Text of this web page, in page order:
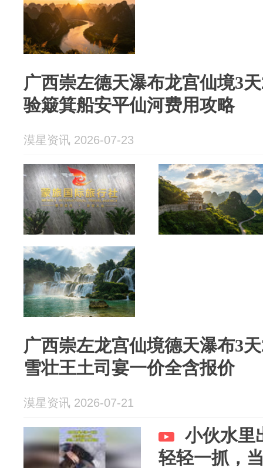
广西崇左德天瀑布龙宫仙境3
验簸箕船安平仙河费用攻略
漠星资讯 2026-07-23
广西崇左龙宫仙境德天瀑布3
雪壮王土司宴一价全含报价
漠星资讯 2026-07-21
小伙水里
轻轻一抓，